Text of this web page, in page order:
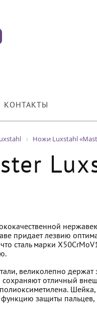
КОНТАКТЫ
Ножи Luxstahl
придает лезвию
сталь марки
великолепно держат
сохраняют отличный
защиты пальцев,